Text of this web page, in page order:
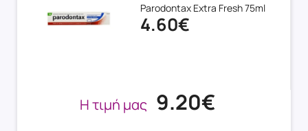
Parodontax Extra Fresh 75ml
4.60€
Η τιμή μας 9.20€